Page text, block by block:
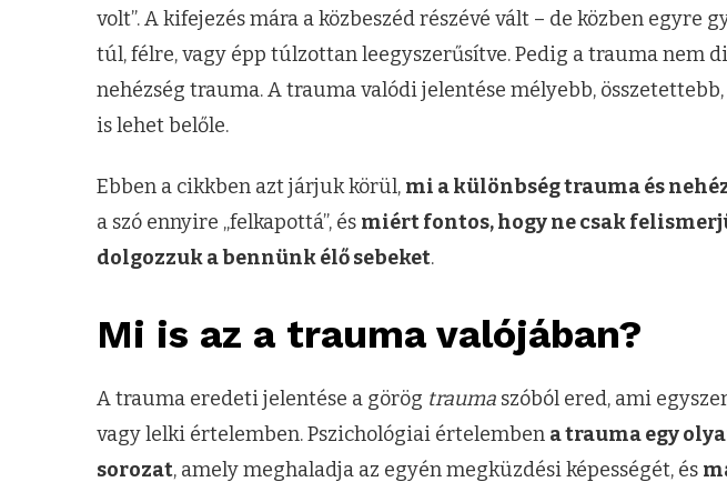
volt”. A kifejezés mára a közbeszéd részévé vált – de közben egyre
túl, félre, vagy épp túlzottan leegyszerűsítve. Pedig a trauma nem
nehézség trauma. A trauma valódi jelentése mélyebb,
is lehet belőle.
Ebben a cikkben azt járjuk körül, mi a különbség trauma és
a szó ennyire „felkapottá”, és miért fontos, hogy ne csak
dolgozzuk a bennünk élő sebeket.
Mi is az a trauma valójában?
A trauma eredeti jelentése a görög trauma szóból ered, ami
vagy lelki értelemben. Pszichológiai értelemben a trauma egy
sorozat, amely meghaladja az egyén megküzdési képességét, és